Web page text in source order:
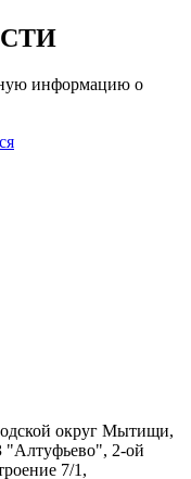
информацию о
округ Мытищи,
"Алтуфьево", 2-ой
7/1,